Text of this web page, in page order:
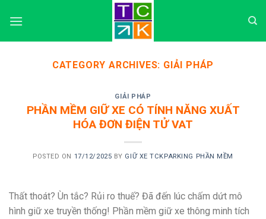
CATEGORY ARCHIVES: GIẢI PHÁP
GIẢI PHÁP
PHẦN MỀM GIỮ XE CÓ TÍNH NĂNG XUẤT
HÓA ĐƠN ĐIỆN TỬ VAT
POSTED ON 17/12/2025 BY GIỮ XE TCKPARKING PHẦN MỀM
Thất thoát? Ùn tắc? Rủi ro thuế? Đã đến lúc chấm dứt mô
hình giữ xe truyền thống! Phần mềm giữ xe thông minh tích